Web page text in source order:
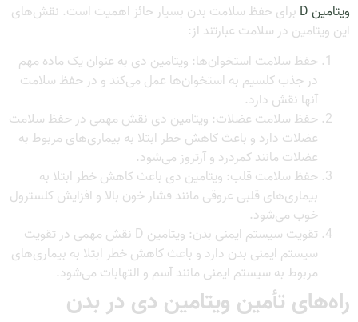
ویتامین D
برای حفظ سلامت بدن بسیار حائز اهمیت است. نقش‌های
این ویتامین در سلامت عبارتند از:
حفظ سلامت استخوان‌ها: ویتامین دی به عنوان یک ماده مهم
در جذب کلسیم به استخوان‌ها عمل می‌کند و در حفظ سلامت
آنها نقش دارد.
حفظ سلامت عضلات: ویتامین دی نقش مهمی در حفظ سلامت
عضلات دارد و باعث کاهش خطر ابتلا به بیماری‌های مربوط به
عضلات مانند کمردرد و آرتروز می‌شود.
حفظ سلامت قلب: ویتامین دی باعث کاهش خطر ابتلا به
بیماری‌های قلبی عروقی مانند فشار خون بالا و افزایش کلسترول
خوب می‌شود.
تقویت سیستم ایمنی بدن: ویتامین D نقش مهمی در تقویت
سیستم ایمنی بدن دارد و باعث کاهش خطر ابتلا به بیماری‌های
مربوط به سیستم ایمنی مانند آسم و التهابات می‌شود.
راه‌های تأمین ویتامین دی در بدن